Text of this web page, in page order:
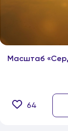
Масштаб
64